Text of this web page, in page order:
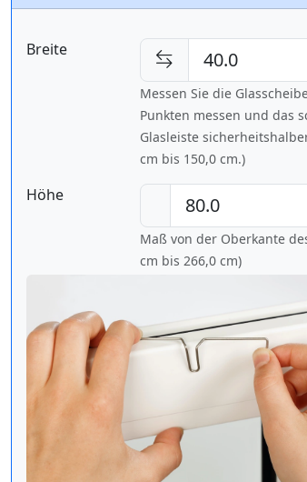
Breite
Messen Sie die
Punkten messen und das
Glasleiste
cm bis 150,0 cm.)
Höhe
Maß von der Oberkante
cm bis 266,0 cm)